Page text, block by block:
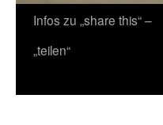
Zum
Inhalt
Infos zu „share this“ –
„teilen“